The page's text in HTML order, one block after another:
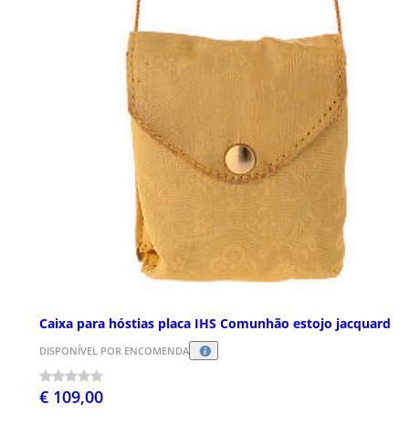
Caixa para hóstias placa IHS Comunhão estojo jacquard
DISPONÍVEL POR ENCOMENDA
€ 109,00